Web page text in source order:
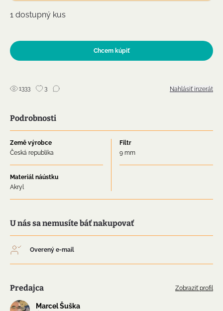
1 dostupný kus
Chcem kúpiť
1333 3 Nahlásiť inzerát
Podrobnosti
Země výrobce
Česká republika
Filtr
9 mm
Materiál náústku
Akryl
U nás sa nemusíte báť nakupovať
Overený e-mail
Predajca Zobraziť profil
Marcel Šuška